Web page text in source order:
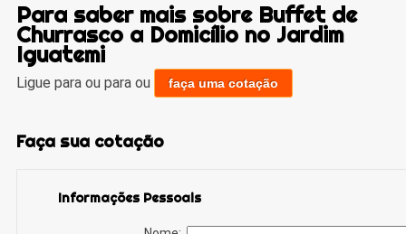
Para saber mais sobre Buffet de
Churrasco a Domicílio no Jardim
Iguatemi
Ligue para ou para ou faça uma cotação
Faça sua cotação
Informações Pessoais